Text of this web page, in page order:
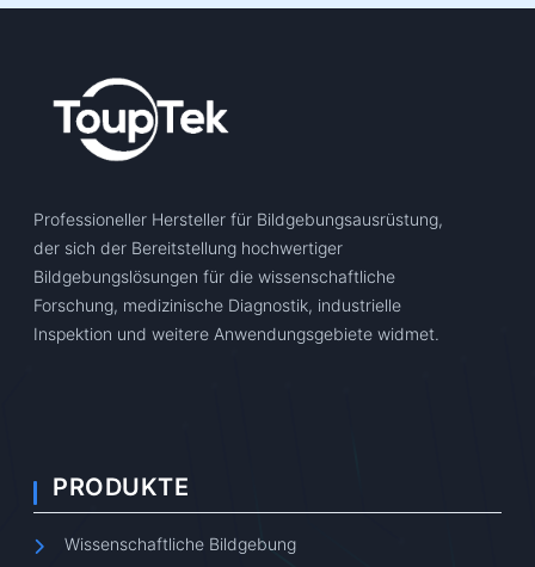
Professioneller Hersteller für Bildgebungsausrüstung,
der sich der Bereitstellung hochwertiger
Bildgebungslösungen für die wissenschaftliche
Forschung, medizinische Diagnostik, industrielle
Inspektion und weitere Anwendungsgebiete widmet.
PRODUKTE
Wissenschaftliche Bildgebung